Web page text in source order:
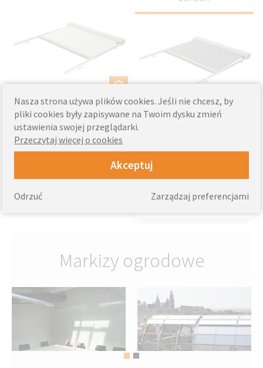
- Zastosowanie zewnętrzne –
TAK
- Konstrukcja odporna na
warunki atmosferyczne – TAK
- Montaż na tarasie, pergoli lub
konstrukcji dachowej – TAK
DOSTOSUJ
- Zastosowanie zewnętrzne –
- Montaż na tarasie, pergoli lub
konstrukcji dachowej – TAK
3669
Markizy ogrodowe
Nasza strona używa plików cookies. Jeśli nie chcesz, by
pliki cookies były zapisywane na Twoim dysku zmień
ustawienia swojej przeglądarki.
Przeczytaj więcej o cookies
Akceptuj
Zarządzaj preferencjami
Odrzuć